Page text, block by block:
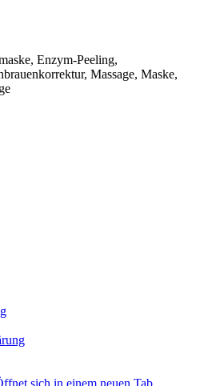
Enzym-Peeling,
Massage, Maske,
sich in einem neuen Tab